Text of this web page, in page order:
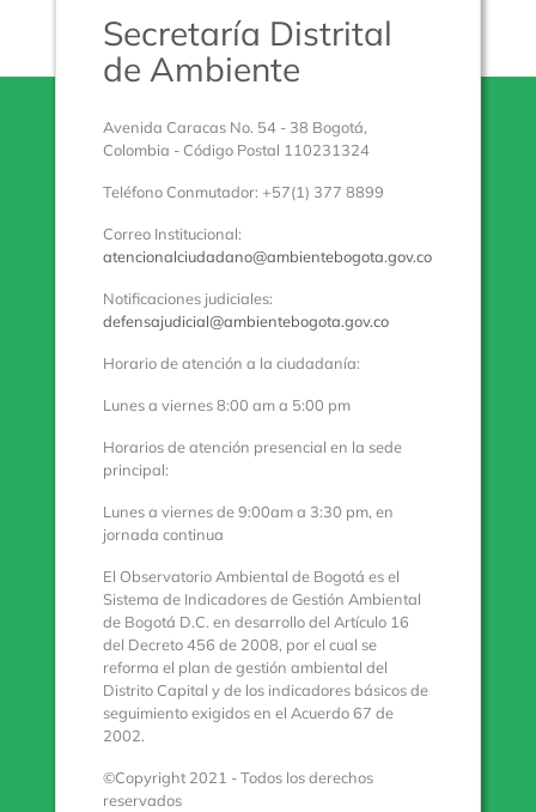
Secretaría Distrital
de Ambiente
Avenida Caracas No. 54 - 38 Bogotá,
Colombia - Código Postal 110231324
Teléfono Conmutador: +57(1) 377 8899
Correo Institucional:
atencionalciudadano@ambientebogota.gov.co
Notificaciones judiciales:
defensajudicial@ambientebogota.gov.co
Horario de atención a la ciudadanía:
Lunes a viernes 8:00 am a 5:00 pm
Horarios de atención presencial en la sede
principal:
Lunes a viernes de 9:00am a 3:30 pm, en
jornada continua
El Observatorio Ambiental de Bogotá es el
Sistema de Indicadores de Gestión Ambiental
de Bogotá D.C. en desarrollo del Artículo 16
del Decreto 456 de 2008, por el cual se
reforma el plan de gestión ambiental del
Distrito Capital y de los indicadores básicos de
seguimiento exigidos en el Acuerdo 67 de
2002.
©Copyright 2021 - Todos los derechos
reservados